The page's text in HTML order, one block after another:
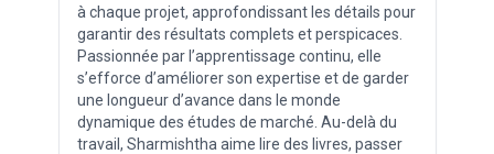
à chaque projet, approfondissant les détails pour
garantir des résultats complets et perspicaces.
Passionnée par l’apprentissage continu, elle
s’efforce d’améliorer son expertise et de garder
une longueur d’avance dans le monde
dynamique des études de marché. Au-delà du
travail, Sharmishtha aime lire des livres, passer